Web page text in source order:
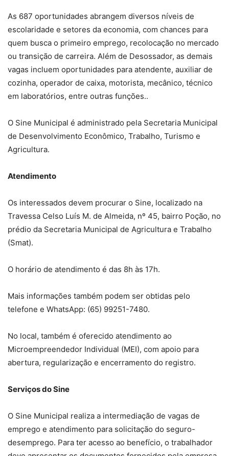
As 687 oportunidades abrangem diversos níveis de
escolaridade e setores da economia, com chances para
quem busca o primeiro emprego, recolocação no mercado
ou transição de carreira. Além de Desossador, as demais
vagas incluem oportunidades para atendente, auxiliar de
cozinha, operador de caixa, motorista, mecânico, técnico
em laboratórios, entre outras funções..
O Sine Municipal é administrado pela Secretaria Municipal
de Desenvolvimento Econômico, Trabalho, Turismo e
Agricultura.
Atendimento
Os interessados devem procurar o Sine, localizado na
Travessa Celso Luís M. de Almeida, nº 45, bairro Poção, no
prédio da Secretaria Municipal de Agricultura e Trabalho
(Smat).
O horário de atendimento é das 8h às 17h.
Mais informações também podem ser obtidas pelo
telefone e WhatsApp: (65) 99251-7480.
No local, também é oferecido atendimento ao
Microempreendedor Individual (MEI), com apoio para
abertura, regularização e encerramento do registro.
Serviços do Sine
O Sine Municipal realiza a intermediação de vagas de
emprego e atendimento para solicitação do seguro-
desemprego. Para ter acesso ao benefício, o trabalhador